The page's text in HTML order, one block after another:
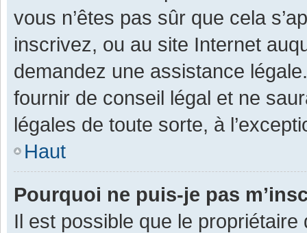
vous n’êtes pas sûr que cela
inscrivez, ou au site Internet
demandez une assistance
fournir de conseil légal et ne
légales de toute sorte, à
Haut
Pourquoi ne puis-je pas
Il est possible que le